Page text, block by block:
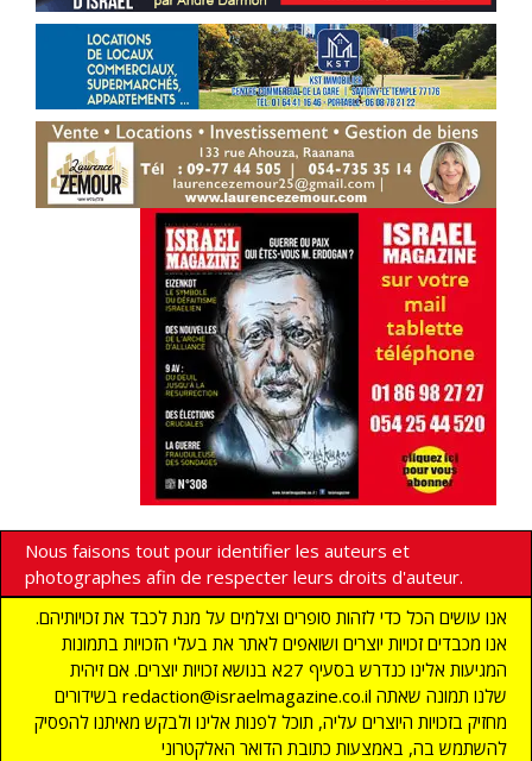
Nous faisons tout pour identifier les auteurs et
photographes afin de respecter leurs droits d'auteur.
אנו עושים הכל כדי לזהות סופרים וצלמים על מנת לכבד את זכויותיהם.
אנו מכבדים זכויות יוצרים ושואפים לאתר את בעלי הזכויות בתמונות
המגיעות אלינו כנדרש בסעיף 27א בנושא זכויות יוצרים. אם זיהית
בשידורים redaction@israelmagazine.co.il שלנו תמונה שאתה
מחזיק בזכויות היוצרים עליה, תוכל לפנות אלינו ולבקש מאיתנו להפסיק
להשתמש בה, באמצעות כתובת הדואר האלקטרוני